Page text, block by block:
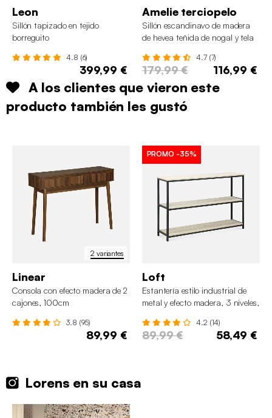
Leon
Sillón tapizado en tejido
borreguito
4.8 (6)
399,99 €
Amelie terciopelo
Sillón escandinavo de madera
de hevea teñida de nogal y tela
4.7 (7)
179,99 € 116,99 €
A los clientes que vieron este
producto también les gustó
2 variantes
Linear
Consola con efecto madera de 2
cajones, 100cm
3.8 (95)
89,99 €
PROMO -35%
Loft
Estantería estilo industrial de
metal y efecto madera, 3 niveles,
4.2 (14)
89,99 € 58,49 €
Lorens en su casa